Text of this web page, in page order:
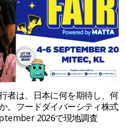
者は、日本に何を期待し、何
。フードダイバーシティ株式
2026で現地調査